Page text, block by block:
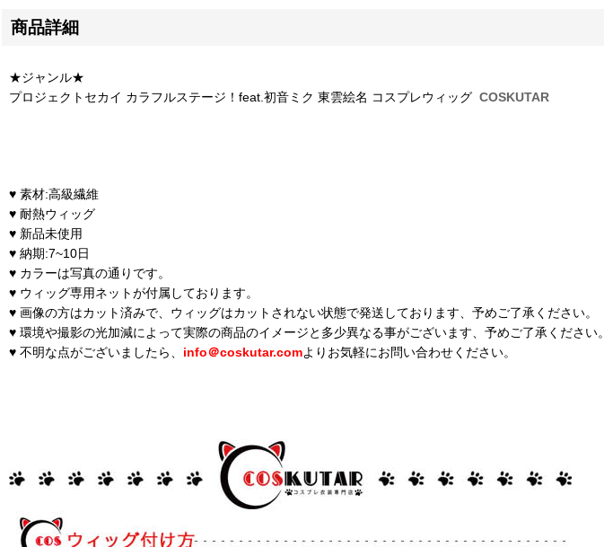
商品詳細
★ジャンル★
プロジェクトセカイ カラフルステージ！feat.初音ミク 東雲絵名 コスプレウィッグ COSKUTAR
♥ 素材:高級繊維
♥ 耐熱ウィッグ
♥ 新品未使用
♥ 納期:7~10日
♥ カラーは写真の通りです。
♥ ウィッグ専用ネットが付属しております。
♥ 画像の方はカット済みで、ウィッグはカットされない状態で発送しております、予めご了承ください。
♥ 環境や撮影の光加減によって実際の商品のイメージと多少異なる事がございます、予めご了承ください。
♥ 不明な点がございましたら、 info＠coskutar.comよりお気軽にお問い合わせください。